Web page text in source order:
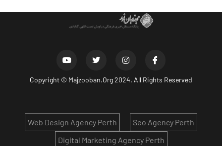
Copyright © Majzooban.Org2024. All Rights Reserved
Seo Agency Perth
Web Design Agency Perth
Digital Marketing Agency Perth